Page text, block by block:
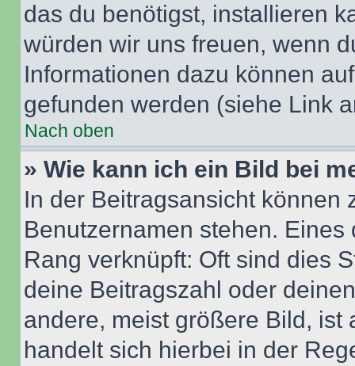
das du benötigst, installieren
würden wir uns freuen, wenn
Informationen dazu können
gefunden werden (siehe Link
Nach oben
» Wie kann ich ein Bild bei
In der Beitragsansicht können
Benutzernamen stehen.
Rang verknüpft: Oft sind dies
deine Beitragszahl oder
andere, meist größere Bild, ist
handelt sich hierbei in der